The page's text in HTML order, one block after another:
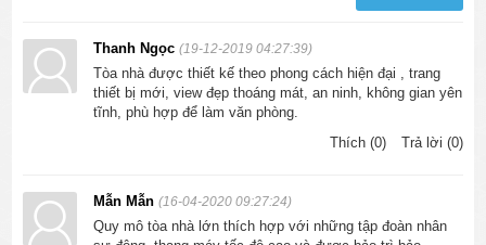
Thanh Ngọc(19-12-2019 04:27:39)
Tòa nhà được thiết kế theo phong cách hiện đại , trang
thiết bị mới, view đẹp thoáng mát, an ninh, không gian yên
tĩnh, phù hợp để làm văn phòng.
Thích (0)
Trả lời (0)
Mẫn Mẫn(16-04-2020 09:27:24)
Quy mô tòa nhà lớn thích hợp với những tập đoàn nhân